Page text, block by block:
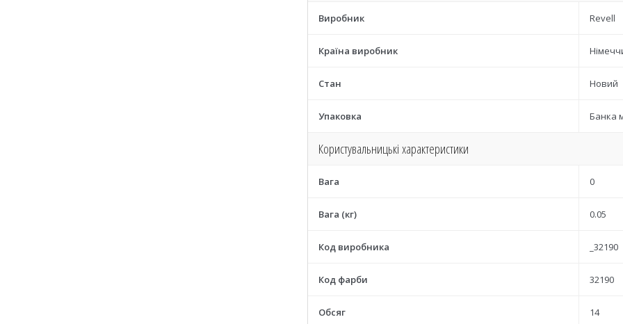
Виробник Revell
Країна виробник
Стан Новий
Упаковка Банка
Користувальницькі характеристики
Вага 0
Вага (кг) 0.05
Код виробника _32190
Код фарби 32190
Обсяг 14